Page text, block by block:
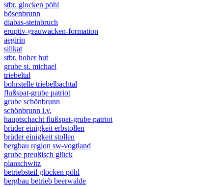
stbr. glocken pöhl
bösenbrunn
diabas-steinbruch
eruptiv-grauwacken-formation
aegirin
silikat
stbr. hoher hut
grube st. michael
triebeltal
bohrstelle triebelbachtal
flußspat-grube patriot
grube schönbrunn
schönbrunn i.v.
hauptschacht flußspat-grube patriot
brüder einigkeit erbstollen
brüder einigkeit stollen
bergbau region sw-vogtland
grube preußisch glück
planschwitz
betriebsteil glocken pöhl
bergbau betrieb beerwalde